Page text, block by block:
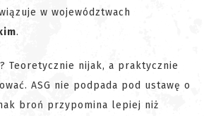
w województwach
.
Teoretycznie nijak, a praktycznie
ASG nie podpada pod ustawę o
broń przypomina lepiej niż